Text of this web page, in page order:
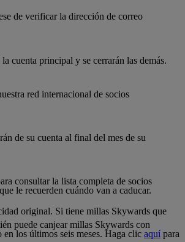
de verificar la dirección de correo
cuenta principal y se cerrarán las demás.
red internacional de socios
de su cuenta al final del mes de su
le recuerden cuándo van a caducar.
original. Si tiene millas Skywards que
consultar la lista completa de socios
los últimos seis meses. Haga clic aquí para
puede canjear millas Skywards con